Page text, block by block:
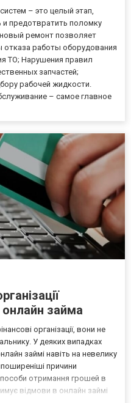
– это целый этап,
предотвратить поломку
ремонт позволяет
работы оборудования
ТО; Нарушения правил
запчастей;
рабочей жидкости.
– самое главное
займа
організації, вони не
У деяких випадках
займі навіть на невелику
причини
отримання грошей в
відмови в онлайн займі